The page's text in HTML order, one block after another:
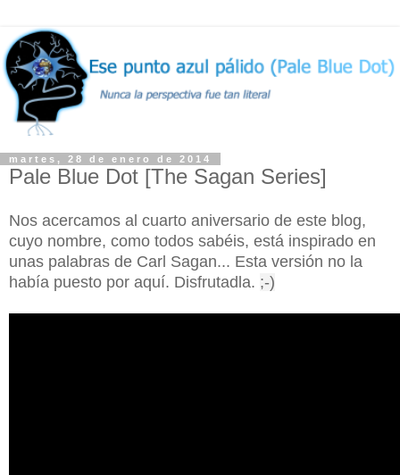
martes, 28 de enero de 2014
Pale Blue Dot [The Sagan Series]
Nos acercamos al cuarto aniversario de este blog,
cuyo nombre, como todos sabéis, está inspirado en
unas palabras de Carl Sagan... Esta versión no la
había puesto por aquí. Disfrutadla. ;-)